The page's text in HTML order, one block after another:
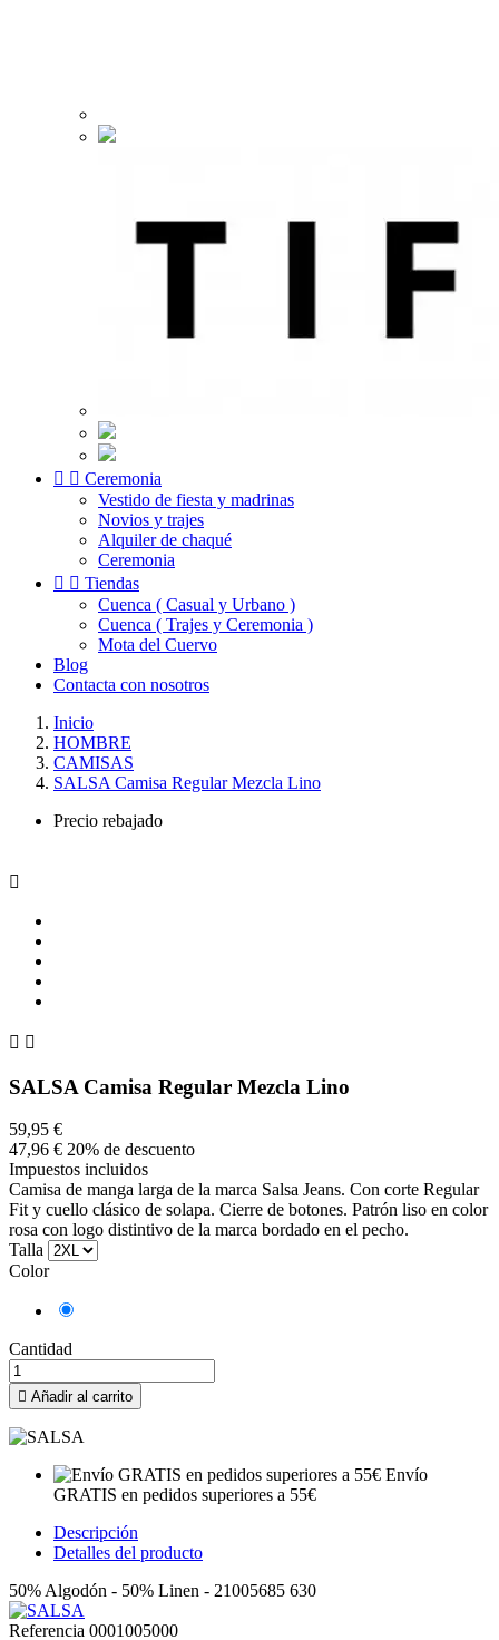
  Ceremonia
Vestido de fiesta y madrinas
Novios y trajes
Alquiler de chaqué
Ceremonia
  Tiendas
Cuenca ( Casual y Urbano )
Cuenca ( Trajes y Ceremonia )
Mota del Cuervo
Blog
Contacta con nosotros
Inicio
HOMBRE
CAMISAS
SALSA Camisa Regular Mezcla Lino
Precio rebajado

 
SALSA Camisa Regular Mezcla Lino
59,95 €
47,96 € 20% de descuento
Impuestos incluidos
Camisa de manga larga de la marca Salsa Jeans. Con corte Regular
Fit y cuello clásico de solapa. Cierre de botones. Patrón liso en color
rosa con logo distintivo de la marca bordado en el pecho.
Talla
Color
Cantidad
 Añadir al carrito
Envío
GRATIS en pedidos superiores a 55€
Descripción
Detalles del producto
50% Algodón - 50% Linen - 21005685 630
Referencia 0001005000